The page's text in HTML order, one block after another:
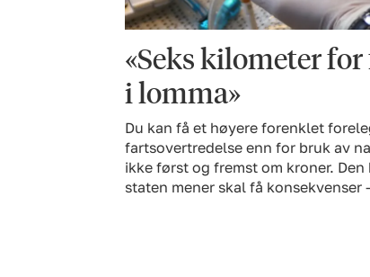
«Seks kilometer
i lomma»
Du kan få et høyere forenklet
fartsovertredelse enn for bruk av
ikke først og fremst om kroner.
staten mener skal få